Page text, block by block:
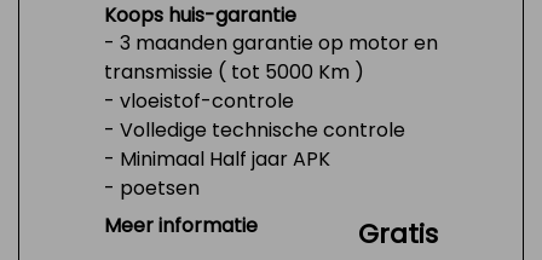
Koops huis-garantie
- 3 maanden garantie op motor en
transmissie ( tot 5000 Km )
- vloeistof-controle
- Volledige technische controle
- Minimaal Half jaar APK
- poetsen
- Tank 1/4 vol
Meer informatie Gratis